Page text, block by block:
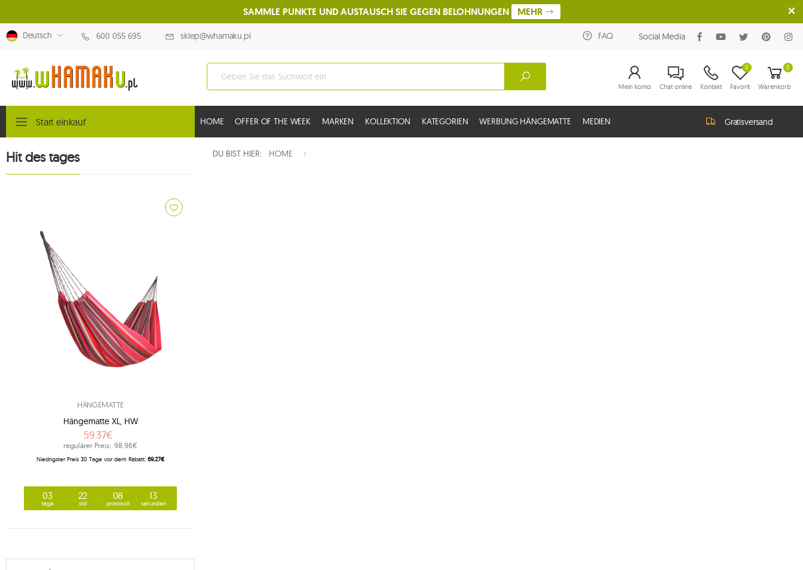
SAMMLE PUNKTE UND AUSTAUSCH SIE GEGEN BELOHNUNGEN MEHR
Deutsch 600 055 695 sklep@whamaku.pl FAQ Social Media
Mein konto Chat online Kontakt Favorit
0 0
Warenkorb
Start einkauf HOME OFFER OF THE WEEK MARKEN KOLLEKTION KATEGORIEN WERBUNG HÄNGEMATTE MEDIEN Gratisversand
DU BIST HIER: HOME
Hit des tages
HÄNGEMATTE
Hängematte XL, HW
59.37€
regulärer Preis: 98.96€
Niedrigster Preis 30 Tage vor dem Rabatt: 69.27€
03
tage
22
std
08
protokoll
12
sekunden